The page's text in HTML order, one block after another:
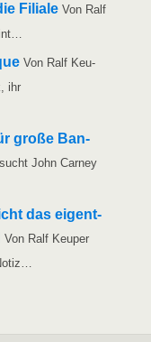
Filia­le Von Ralf
Von Ralf Keu­
ihr
gro­ße Ban­
John Car­ney
das eigent­
Von Ralf Keu­per